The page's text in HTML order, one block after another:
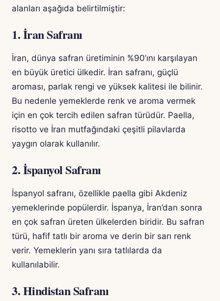
alanları aşağıda belirtilmiştir:
1. İran Safranı
İran, dünya safran üretiminin %90’ını karşılayan
en büyük üretici ülkedir. İran safranı, güçlü
aroması, parlak rengi ve yüksek kalitesi ile bilinir.
Bu nedenle yemeklerde renk ve aroma vermek
için en çok tercih edilen safran türüdür. Paella,
risotto ve İran mutfağındaki çeşitli pilavlarda
yaygın olarak kullanılır.
2. İspanyol Safranı
İspanyol safranı, özellikle paella gibi Akdeniz
yemeklerinde popülerdir. İspanya, İran’dan sonra
en çok safran üreten ülkelerden biridir. Bu safran
türü, hafif tatlı bir aroma ve derin bir sarı renk
verir. Yemeklerin yanı sıra tatlılarda da
kullanılabilir.
3. Hindistan Safranı